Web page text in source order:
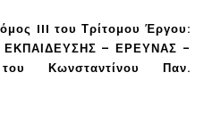
III του Τρίτομου Έργου:
ΕΚΠΑΙΔΕΥΣΗΣ – ΕΡΕΥΝΑΣ -
Κωνσταντίνου Παν.